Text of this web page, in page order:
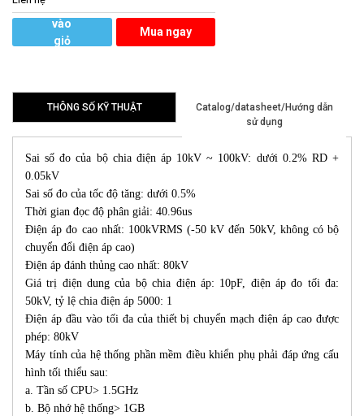
vào
giỏ
Mua ngay
THÔNG SỐ KỸ THUẬT
Catalog/datasheet/Hướng dẫn
sử dụng
Sai số đo của bộ chia điện áp 10kV ~ 100kV: dưới 0.2% RD +
0.05kV
Sai số đo của tốc độ tăng: dưới 0.5%
Thời gian đọc độ phân giải: 40.96us
Điện áp đo cao nhất: 100kVRMS (-50 kV đến 50kV, không có bộ
chuyển đổi điện áp cao)
Điện áp đánh thủng cao nhất: 80kV
Giá trị điện dung của bộ chia điện áp: 10pF, điện áp đo tối đa:
50kV, tỷ lệ chia điện áp 5000: 1
Điện áp đầu vào tối đa của thiết bị chuyển mạch điện áp cao được
phép: 80kV
Máy tính của hệ thống phần mềm điều khiển phụ phải đáp ứng cấu
hình tối thiểu sau:
a. Tần số CPU> 1.5GHz
b. Bộ nhớ hệ thống> 1GB